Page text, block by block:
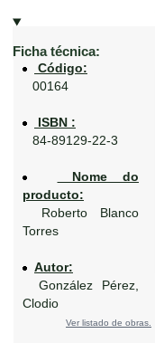
Ficha técnica:
Código:
00164
ISBN :
84-89129-22-3
Nome do
producto:
Roberto Blanco
Torres
Autor:
González Pérez,
Clodio
Ver listado de obras.